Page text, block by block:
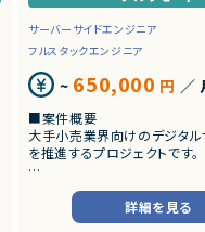
サーバーサイドエンジニア
フルスタックエンジニア
~ 650,000 円 ／
■案件概要
大手小売業界向けのデジタ
を推進するプロジェクトです。
■プロダクトやサービスの概
・店舗向けスマホアプリおよ
システムの継続的なエンハ
詳細を見る